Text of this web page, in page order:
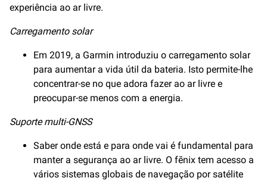
experiência ao ar livre.
Carregamento solar
Em 2019, a Garmin introduziu o carregamento solar
para aumentar a vida útil da bateria. Isto permite-lhe
concentrar-se no que adora fazer ao ar livre e
preocupar-se menos com a energia.
Suporte multi-GNSS
Saber onde está e para onde vai é fundamental para
manter a segurança ao ar livre. O fēnix tem acesso a
vários sistemas globais de navegação por satélite